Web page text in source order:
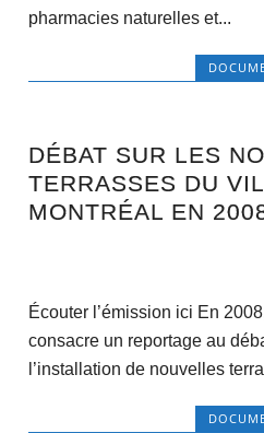
pharmacies naturelles et...
DÉBAT SUR LES
TERRASSES DU
MONTRÉAL EN
Écouter l’émission ici En
consacre un reportage au
l’installation de nouvelles